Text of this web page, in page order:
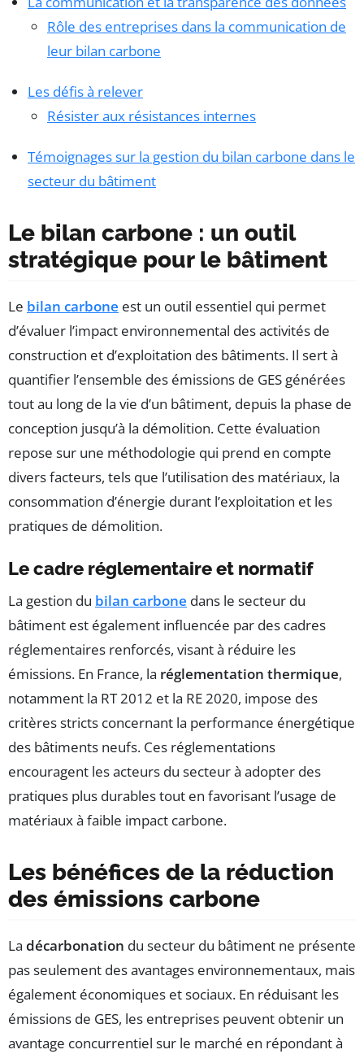
Rôle des entreprises dans la communication de
leur bilan carbone
Les défis à relever
Résister aux résistances internes
Témoignages sur la gestion du bilan carbone dans le
secteur du bâtiment
Le bilan carbone : un outil
stratégique pour le bâtiment
Le bilan carbone est un outil essentiel qui permet
d’évaluer l’impact environnemental des activités de
construction et d’exploitation des bâtiments. Il sert à
quantifier l’ensemble des émissions de GES générées
tout au long de la vie d’un bâtiment, depuis la phase de
conception jusqu’à la démolition. Cette évaluation
repose sur une méthodologie qui prend en compte
divers facteurs, tels que l’utilisation des matériaux, la
consommation d’énergie durant l’exploitation et les
pratiques de démolition.
Le cadre réglementaire et normatif
La gestion du bilan carbone dans le secteur du
bâtiment est également influencée par des cadres
réglementaires renforcés, visant à réduire les
émissions. En France, la réglementation thermique,
notamment la RT 2012 et la RE 2020, impose des
critères stricts concernant la performance énergétique
des bâtiments neufs. Ces réglementations
encouragent les acteurs du secteur à adopter des
pratiques plus durables tout en favorisant l’usage de
matériaux à faible impact carbone.
Les bénéfices de la réduction
des émissions carbone
La décarbonation du secteur du bâtiment ne présente
pas seulement des avantages environnementaux, mais
également économiques et sociaux. En réduisant les
émissions de GES, les entreprises peuvent obtenir un
avantage concurrentiel sur le marché en répondant à